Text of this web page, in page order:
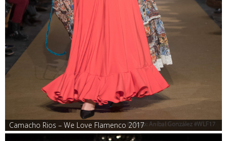
Camacho Rios – We Love Flamenco 2017